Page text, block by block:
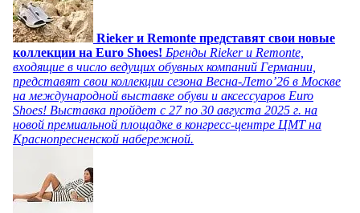
Rieker и Remonte представят свои новые
коллекции на Euro Shoes! Бренды Rieker и Remonte,
входящие в число ведущих обувных компаний Германии,
представят свои коллекции сезона Весна-Лето’26 в Москве
на международной выставке обуви и аксессуаров Euro
Shoes! Выставка пройдет c 27 по 30 августа 2025 г. на
новой премиальной площадке в конгресс-центре ЦМТ на
Краснопресненской набережной.